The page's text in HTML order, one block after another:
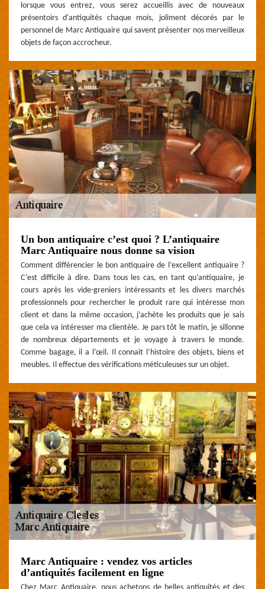
lorsque vous entrez, vous serez accueillis avec de nouveaux
présentoirs d'antiquités chaque mois, joliment décorés par le
personnel de Marc Antiquaire qui savent présenter nos merveilleux
objets de façon accrocheur.
Un bon antiquaire c’est quoi ? L’antiquaire
Marc Antiquaire nous donne sa vision
Comment différencier le bon antiquaire de l’excellent antiquaire ?
C’est difficile à dire. Dans tous les cas, en tant qu’antiquaire, je
cours après les vide-greniers intéressants et les divers marchés
professionnels pour rechercher le produit rare qui intéresse mon
client et dans la même occasion, j’achète les produits que je sais
que cela va intéresser ma clientèle. Je pars tôt le matin, je sillonne
de nombreux départements et je voyage à travers le monde.
Comme bagage, il a l’œil. Il connait l’histoire des objets, biens et
meubles. Il effectue des vérifications méticuleuses sur un objet.
Marc Antiquaire : vendez vos articles
d’antiquités facilement en ligne
Chez Marc Antiquaire, nous achetons de belles antiquités et des